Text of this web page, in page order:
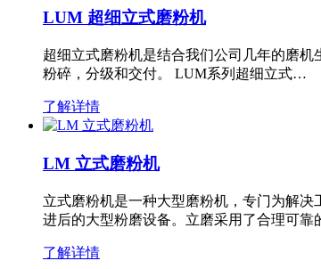
LUM 超细立式磨粉机
超细立式磨粉机是结合我们公司几年的磨
粉碎，分级和交付。 LUM系列超细立式…
了解详情
LM 立式磨粉机
立式磨粉机是一种大型磨粉机，专门为解
进后的大型粉磨设备。立磨采用了合理可
了解详情